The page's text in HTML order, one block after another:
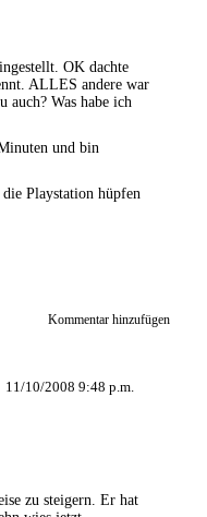
OK dachte
ALLES andere war
Was habe ich
und bin
Playstation hüpfen
Kommentar hinzufügen
11/10/2008 9:48 p.m.
zu steigern. Er hat